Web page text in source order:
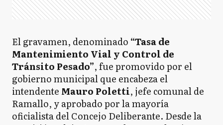
El gravamen, denominado “Tasa de
Mantenimiento Vial y Control de
Tránsito Pesado”, fue promovido por el
gobierno municipal que encabeza el
intendente Mauro Poletti, jefe comunal de
Ramallo, y aprobado por la mayoría
oficialista del Concejo Deliberante. Desde la